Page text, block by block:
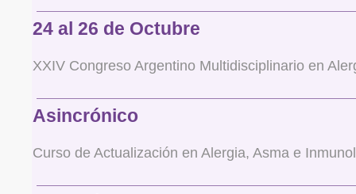
24 al 26 de Octubre
XXIV Congreso Argentino Multidisciplinario en
Asincrónico
Curso de Actualización en Alergia, Asma e